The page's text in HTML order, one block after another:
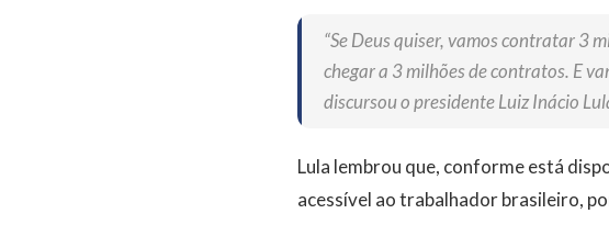
“Se Deus quiser, vamos contratar 3
chegar a 3 milhões de contratos. E
discursou o presidente Luiz Inácio
Lula lembrou que, conforme está
acessível ao trabalhador brasileiro,